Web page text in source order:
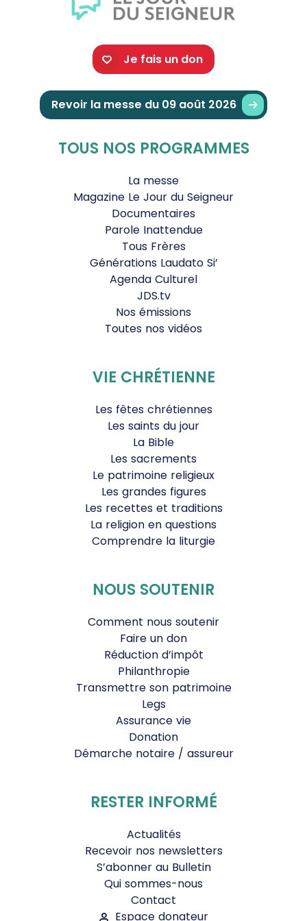
Je fais un don
Revoir la messe du 09 août 2026
TOUS NOS PROGRAMMES
La messe
Magazine Le Jour du Seigneur
Documentaires
Parole Inattendue
Tous Frères
Générations Laudato Si’
Agenda Culturel
JDS.tv
Nos émissions
Toutes nos vidéos
VIE CHRÉTIENNE
Les fêtes chrétiennes
Les saints du jour
La Bible
Les sacrements
Le patrimoine religieux
Les grandes figures
Les recettes et traditions
La religion en questions
Comprendre la liturgie
NOUS SOUTENIR
Comment nous soutenir
Faire un don
Réduction d’impôt
Philanthropie
Transmettre son patrimoine
Legs
Assurance vie
Donation
Démarche notaire / assureur
RESTER INFORMÉ
Actualités
Recevoir nos newsletters
S’abonner au Bulletin
Qui sommes-nous
Contact
Espace donateur